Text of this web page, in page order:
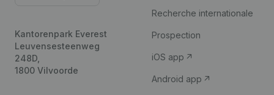
Kantorenpark Everest
Leuvensesteenweg
248D,
1800 Vilvoorde
Recherche internationale
Prospection
iOS app
Android app